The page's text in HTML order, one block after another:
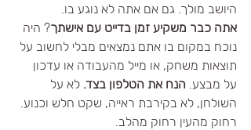
היושב מולך. גם אם אתה לא נוגע בו.
אתה כבר משקיע זמן בדייט עם אישתך? היה
נוכח במקום בו אתם נמצאים מבלי לחשוב על
תוצאות משחק, או מייל מהעבודה או עדכון
על מבצע. הנח את הטלפון בצד. לא על
השולחן, לא בקירבת ראייה, שקט חלש וכנוע.
רחוק מהעין רחוק מהלב.